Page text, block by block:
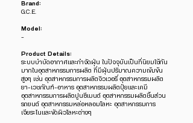
Brand:
G.C.E.
Model:
-
Product Details:
ระบบบำบัดอากาศและกำจัดฝุ่น ในปัจจุบันเป็นที่นิยมใช้กัน
มากในอุตสาหกรรมการผลิต ที่มีฝุ่นปริมาณความเข้มข้น
สูงๆ เช่น อุตสาหกรรมการผลิตจิวเวอรี่ อุตสาหกรรมผลิต
ยา-เวชภัณฑ์-อาหาร อุตสาหกรรมผลิตปุ๋ยและเคมี
อุตสาหกรรมการผลิตปูนซีเมนต์ อุตสาหกรรมผลิตชิ้นส่วน
รถยนต์ อุตสาหกรรมหล่อหลอมโลหะ อุตสาหกรรมการ
เจียระไนและขัดผิวโลหะต่างๆ